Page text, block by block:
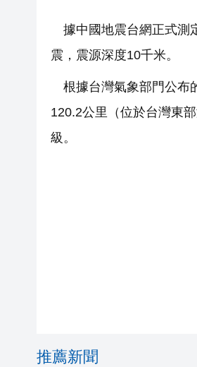
據中國地震台網正式測
震，震源深度10千米。
根據台灣氣象部門公布
120.2公里（位於台灣東
級。
推薦新聞